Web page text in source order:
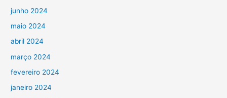
junho 2024
maio 2024
abril 2024
março 2024
fevereiro 2024
janeiro 2024